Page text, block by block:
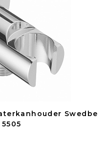
Swedbe